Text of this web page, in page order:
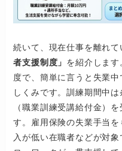
続いて、現在仕事を離れ
者支援制度」 を紹介します
度で、簡単に言うと失業
しくみです。訓練期間中
（職業訓練受講給付金）
す。雇用保険の失業手当
入が低い在職者などが対